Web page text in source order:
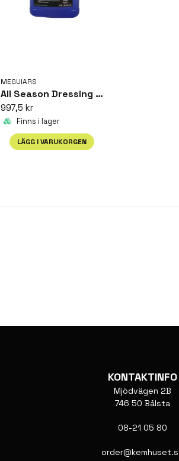
MEGUIARS
All Season Dressing 18,9 L
997,5 kr
Finns i lager
LÄGG I VARUKORGEN
KONTAKTINFO
Mjödvägen 2B
746 50 Bålsta
08-21 05 80